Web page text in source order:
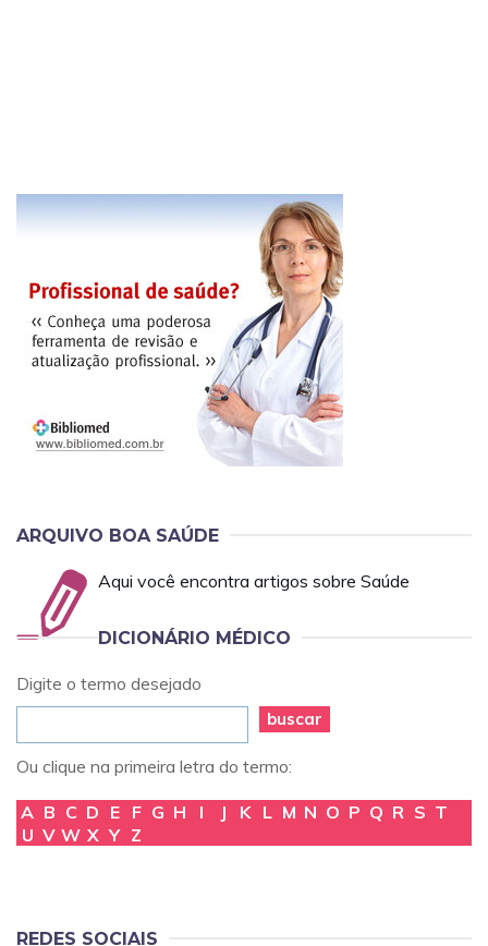
ARQUIVO BOA SAÚDE
Aqui você encontra artigos sobre Saúde
DICIONÁRIO MÉDICO
Digite o termo desejado
buscar
Ou clique na primeira letra do termo:
A B C D E F G H I J K L M N O P Q R S T
U V W X Y Z
REDES SOCIAIS